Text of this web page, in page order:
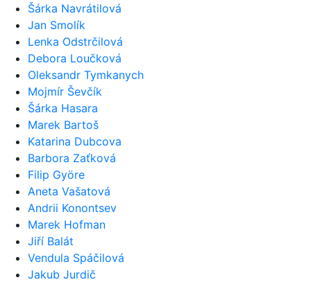
Šárka Navrátilová
Jan Smolík
Lenka Odstrčilová
Debora Loučková
Oleksandr Tymkanych
Mojmír Ševčík
Šárka Hasara
Marek Bartoš
Katarina Dubcova
Barbora Zaťková
Filip Györe
Aneta Vašatová
Andrii Konontsev
Marek Hofman
Jiří Balát
Vendula Spáčilová
Jakub Jurdič